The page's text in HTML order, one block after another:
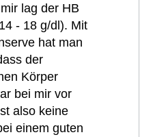
lag der HB
- 18 g/dl). Mit
hat man
der
Körper
bei mir vor
also keine
einem guten